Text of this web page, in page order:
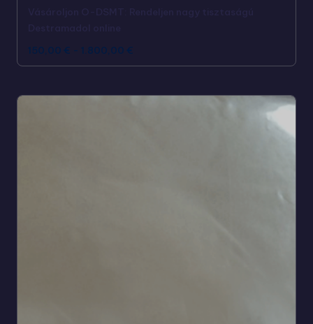
150,00 € - 1.800,00 €